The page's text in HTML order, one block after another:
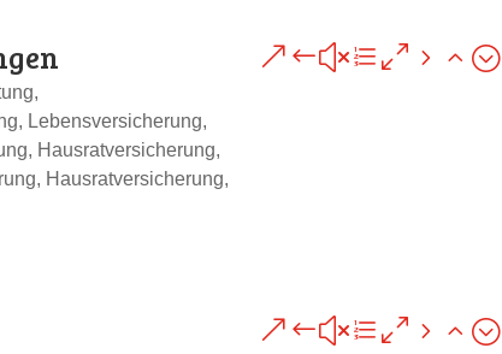
Lebensversicherung,
Hausratversicherung,
Hausratversicherung,
&#xe052;
&#xe052;